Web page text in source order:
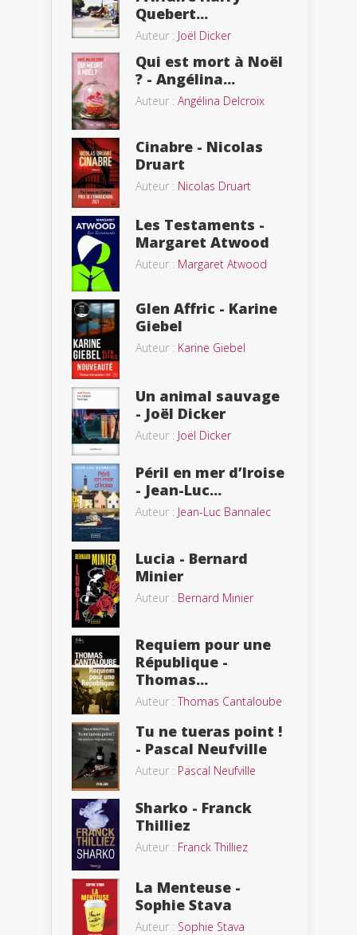
Quebert...
Auteur : Joël Dicker
Qui est mort à Noël
? - Angélina...
Auteur : Angélina Delcroix
Cinabre - Nicolas
Druart
Auteur : Nicolas Druart
Les Testaments -
Margaret Atwood
Auteur : Margaret Atwood
Glen Affric - Karine
Giebel
Auteur : Karine Giebel
Un animal sauvage
- Joël Dicker
Auteur : Joël Dicker
Péril en mer d’Iroise
- Jean-Luc...
Auteur : Jean-Luc Bannalec
Lucia - Bernard
Minier
Auteur : Bernard Minier
Requiem pour une
République -
Thomas...
Auteur :Thomas Cantaloube
Tu ne tueras point !
- Pascal Neufville
Auteur : Pascal Neufville
Sharko - Franck
Thilliez
Auteur : Franck Thilliez
La Menteuse -
Sophie Stava
Auteur : Sophie Stava